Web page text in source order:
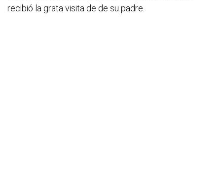
recibió la grata visita de de su padre.